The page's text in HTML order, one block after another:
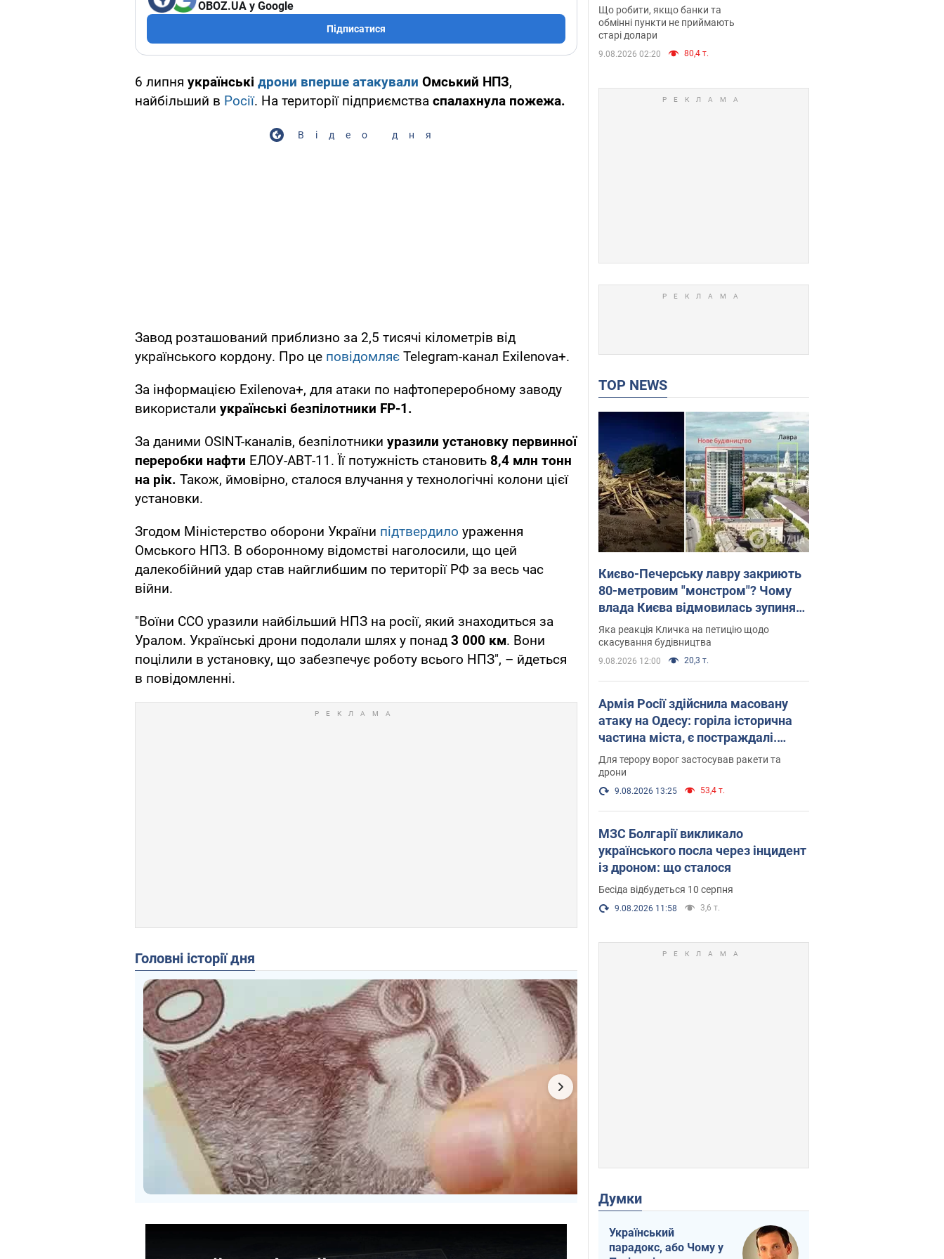
OBOZ.UA у Google
Підписатися
6 липня українські дрони вперше атакували Омський НПЗ,
найбільший в Росії. На території підприємства спалахнула пожежа.
Відео дня
Завод розташований приблизно за 2,5 тисячі кілометрів від
українського кордону. Про це повідомляє Telegram-канал Exilenova+.
За інформацією Exilenova+, для атаки по нафтопереробному заводу
використали українські безпілотники FP-1.
За даними OSINT-каналів, безпілотники уразили установку первинної
переробки нафти ЕЛОУ-АВТ-11. Її потужність становить 8,4 млн тонн
на рік. Також, ймовірно, сталося влучання у технологічні колони цієї
установки.
Згодом Міністерство оборони України підтвердило ураження
Омського НПЗ. В оборонному відомстві наголосили, що цей
далекобійний удар став найглибшим по території РФ за весь час
війни.
"Воїни ССО уразили найбільший НПЗ на росії, який знаходиться за
Уралом. Українські дрони подолали шлях у понад 3 000 км. Вони
поцілили в установку, що забезпечує роботу всього НПЗ", – йдеться
в повідомленні.
Головні історії дня
та банки такі купюри
Що робити, якщо банки та
обмінні пункти не приймають
старі долари
9.08.2026 02:20 80,4 т.
TOP NEWS
Києво-Печерську лавру закриють
80-метровим "монстром"? Чому
влада Києва відмовилась зупиняти
будівництво хмарочоса
"московського вірянина"
Яка реакція Кличка на петицію щодо
скасування будівництва
9.08.2026 12:00 20,3 т.
Армія Росії здійснила масовану
атаку на Одесу: горіла історична
частина міста, є постраждалі.
Фото та відео
Для терору ворог застосував ракети та
дрони
9.08.2026 13:25 53,4 т.
МЗС Болгарії викликало
українського посла через інцидент
із дроном: що сталося
Бесіда відбудеться 10 серпня
9.08.2026 11:58 3,6 т.
Думки
Український
парадокс, або Чому у